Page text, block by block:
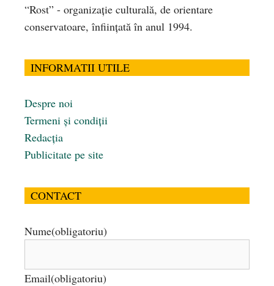
“Rost” - organizaţie culturală, de orientare
conservatoare, înfiinţată în anul 1994.
INFORMATII UTILE
Despre noi
Termeni și condiții
Redacția
Publicitate pe site
CONTACT
Nume(obligatoriu)
Email(obligatoriu)